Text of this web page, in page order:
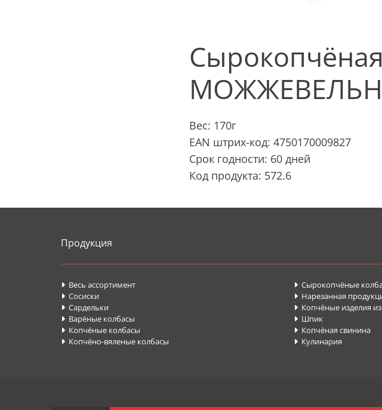
Вес: 170г
EAN штрих-код: 4750170009827
Срок годности: 60 дней
Код продукта: 572.6
Продукция
 Весь ассортимент
 Сосиски
 Cардельки
 Варёные колбасы
 Копчёные колбасы
 Копчёно-вяленые колбасы
Сырокопчёные
Нарезанная
Копчёные изделия
Шпик
Копчёная свинина
Кулинария